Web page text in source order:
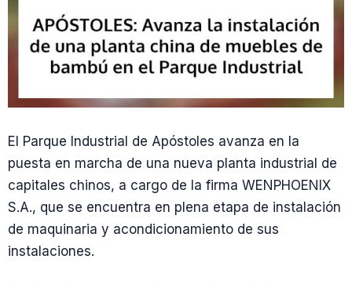
El Parque Industrial de Apóstoles avanza en la
puesta en marcha de una nueva planta industrial de
capitales chinos, a cargo de la firma WENPHOENIX
S.A., que se encuentra en plena etapa de instalación
de maquinaria y acondicionamiento de sus
instalaciones.